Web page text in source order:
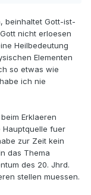
beinhaltet Gott-ist-
nicht erloesen
Heilbedeutung
Elementen
so etwas wie
ich nie
Erklaeren
fuer
zur Zeit kein
das Thema
des 20. Jhrd.
stellen muessen.